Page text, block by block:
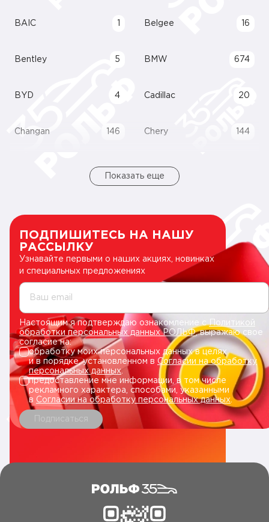
BAIC Belgee 16
Bentley 5 BMW 674
BYD 4 Cadillac 20
Changan 146 Chery 144
Показать еще
ПОДПИШИТЕСЬ НА НАШУ
РАССЫЛКУ
Узнавайте первыми о наших акциях, новинках
и специальных предложениях
Ваш email
Настоящим я подтверждаю ознакомление сПолитикой
обработки персональных данных РОЛЬФ, выражаю свое
согласие на:
обработку моих персональных данных в целях
и в порядке, установленном в Согласии на обработку
персональных данных.
предоставление мне информации, в том числе
рекламного характера, способами, указанными
в Согласии на обработку персональных данных
Подписаться